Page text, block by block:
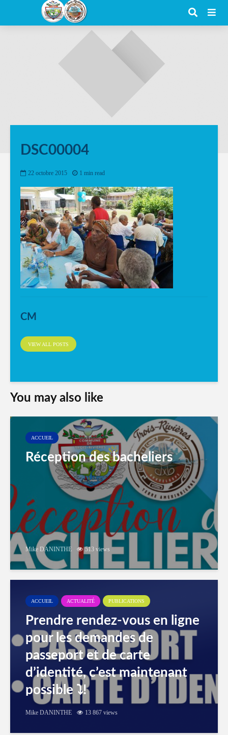
DSC00004
22 octobre 2015 1 min read
CM
VIEW ALL POSTS
You may also like
ACCUEIL
Réception des bacheliers
Mike DANINTHE 513 views
ACCUEIL ACTUALITÉ PUBLICATIONS
Prendre rendez-vous en ligne
pour les demandes de
passeport et de carte
d’identité, c’est maintenant
possible ⤵️!
Mike DANINTHE 13 867 views